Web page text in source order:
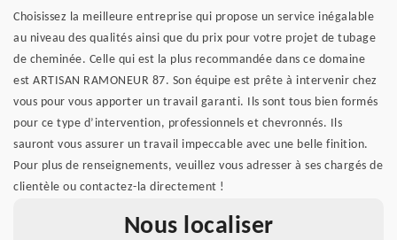
Choisissez la meilleure entreprise qui propose un service inégalable
au niveau des qualités ainsi que du prix pour votre projet de tubage
de cheminée. Celle qui est la plus recommandée dans ce domaine
est ARTISAN RAMONEUR 87. Son équipe est prête à intervenir chez
vous pour vous apporter un travail garanti. Ils sont tous bien formés
pour ce type d’intervention, professionnels et chevronnés. Ils
sauront vous assurer un travail impeccable avec une belle finition.
Pour plus de renseignements, veuillez vous adresser à ses chargés de
clientèle ou contactez-la directement !
Nous localiser